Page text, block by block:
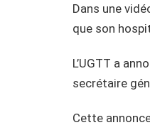
Dans une
que son
L’UGTT a
secrétaire
Cette